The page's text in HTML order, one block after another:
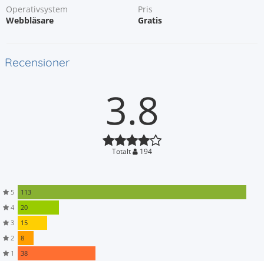
Operativsystem
Webbläsare
Pris
Gratis
Recensioner
3.8
Totalt 194
5
113
4
20
3
15
2
8
1
38